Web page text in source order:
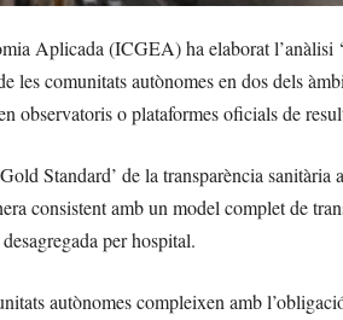
Aplicada (ICGEA) ha elaborat l’anàlisi
les comunitats autònomes en dos dels
observatoris o plataformes oficials de
Standard’ de la transparència sanitària
consistent amb un model complet de
per hospital.
autònomes compleixen amb